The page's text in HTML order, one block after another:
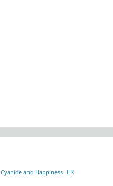
Cyanide and Happiness ER